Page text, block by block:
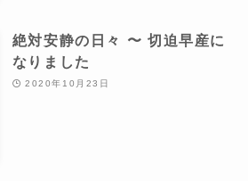
絶対安静の日々 〜 切迫早産に
なりました
2020年10月23日